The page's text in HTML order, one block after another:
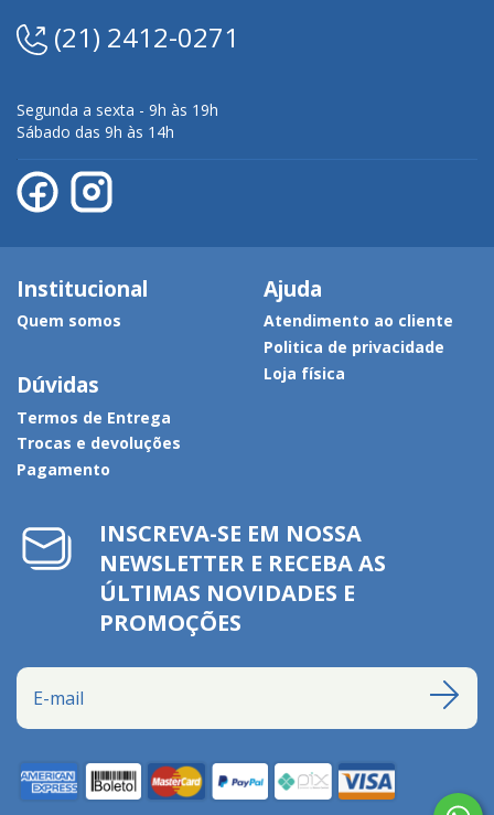
(21) 2412-0271
Segunda a sexta - 9h às 19h
Sábado das 9h às 14h
Institucional
Quem somos
Dúvidas
Termos de Entrega
Trocas e devoluções
Pagamento
Ajuda
Atendimento ao cliente
Politica de privacidade
Loja física
INSCREVA-SE EM NOSSA
NEWSLETTER E RECEBA AS
ÚLTIMAS NOVIDADES E
PROMOÇÕES